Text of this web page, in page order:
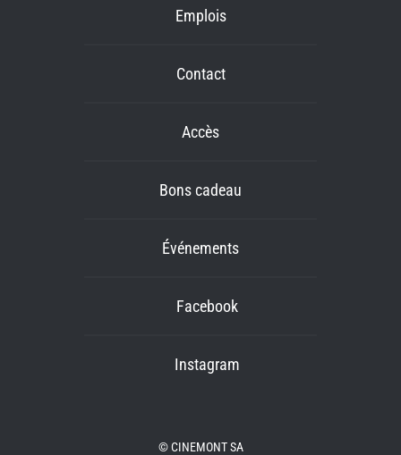
Emplois
Contact
Accès
Bons cadeau
Événements
Facebook
Instagram
© CINEMONT SA